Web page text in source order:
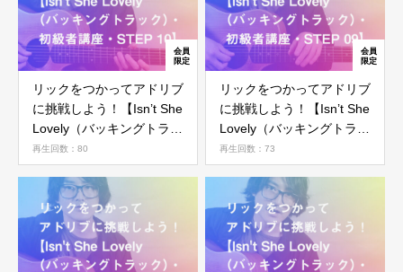
リックをつかってアドリブ
に挑戦しよう！【Isn’t She
Lovely（バッキングトラッ
ク）・初級者講座・STEP
10】
再生回数：80
リックをつかってアドリブ
に挑戦しよう！【Isn’t She
Lovely（バッキングトラッ
ク）・初級者講座・STEP
09】
再生回数：73